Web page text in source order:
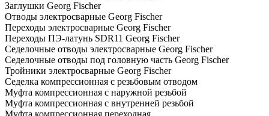
Заглушки Georg Fischer
Отводы электросварные Georg Fischer
Переходы электросварные Georg Fischer
Переходы ПЭ-латунь SDR11 Georg Fischer
Седелочные отводы электросварные Georg Fischer
Седелочные отводы под головную часть Georg Fischer
Тройники электросварные Georg Fischer
Седелка компрессионная с резьбовым отводом
Муфта компрессионная с наружной резьбой
Муфта компрессионная с внутренней резьбой
Муфта компрессионная переходная